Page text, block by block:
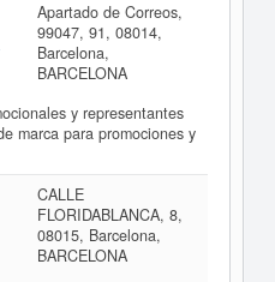
Apartado de Correos,
99047, 91, 08014,
Barcelona,
BARCELONA
y representantes
marca para promociones y
CALLE
FLORIDABLANCA, 8,
08015, Barcelona,
BARCELONA